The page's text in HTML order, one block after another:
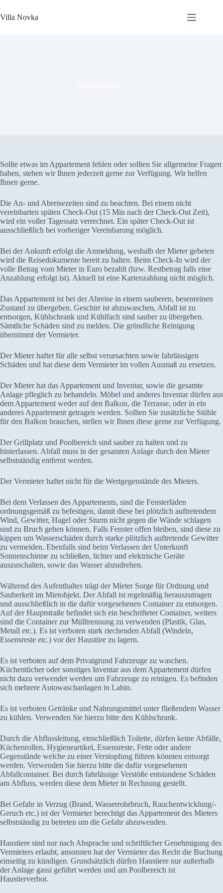
Inhalt
springen
Villa Novka
Sollte etwas im Appartement fehlen oder sollten Sie allgemeine Fragen
haben, stehen wir Ihnen jederzeit gerne zur Verfügung. Wir helfen
Ihnen gerne.
Die An- und Abreisezeiten sind zu beachten. Bei einem nicht
vereinbarten späten Check-Out (15 Min nach der Check-Out Zeit),
wird ein voller Tagessatz verrechnet. Ein später Check-Out ist
ausschließlich bei vorheriger Vereinbarung möglich.
Bei der Ankunft erfolgt die Anmeldung, weshalb der Mieter gebeten
wird die Reisedokumente bereit zu halten. Beim Check-In wird der
volle Betrag vom Mieter in Euro bezahlt (bzw. Restbetrag falls eine
Anzahlung erfolgt ist). Aktuell ist eine Kartenzahlung nicht möglich.
Das Appartement ist bei der Abreise in einem sauberen, besenreinen
Zustand zu übergeben. Geschirr ist abzuwaschen, Abfall ist zu
entsorgen, Kühlschrank und Kühlfach sind sauber zu übergeben.
Sämtliche Schäden sind zu melden. Die gründliche Reinigung
übernimmt der Vermieter.
Der Mieter haftet für alle selbst verursachten sowie fahrlässigen
Schäden und hat diese dem Vermieter im vollen Ausmaß zu ersetzen.
Der Mieter hat das Appartement und Inventar, sowie die gesamte
Anlage pfleglich zu behandeln. Möbel und anderes Inventar dürfen aus
dem Appartement weder auf den Balkon, die Terrasse, oder in ein
anderes Appartement getragen werden. Sollten Sie zusätzliche Stühle
für den Balkon brauchen, stellen wir Ihnen diese gerne zur Verfügung.
Der Grillplatz und Poolbereich sind sauber zu halten und zu
hinterlassen. Abfall muss in der gesamten Anlage durch den Mieter
selbstständig entfernt werden.
Der Vermieter haftet nicht für die Wertgegenstände des Mieters.
Bei dem Verlassen des Appartements, sind die Fensterläden
ordnungsgemäß zu befestigen, damit diese bei plötzlich auftretendem
Wind, Gewitter, Hagel oder Sturm nicht gegen die Wände schlagen
und zu Bruch gehen können. Falls Fenster offen bleiben, sind diese zu
kippen um Wasserschäden durch starke plötzlich auftretende Gewitter
zu vermeiden. Ebenfalls sind beim Verlassen der Unterkunft
Sonnenschirme zu schließen, lichter und elektrische Geräte
auszuschalten, sowie das Wasser abzudrehen.
Während des Aufenthaltes trägt der Mieter Sorge für Ordnung und
Sauberkeit im Mietobjekt. Der Abfall ist regelmäßig herauszutragen
und ausschließlich in die dafür vorgesehenen Container zu entsorgen.
Auf der Hauptstraße befindet sich ein beschrifteter Container, weiters
sind die Container zur Mülltrennung zu verwenden (Plastik, Glas,
Metall etc.). Es ist verboten stark riechenden Abfall (Windeln,
Essensreste etc.) vor der Haustüre zu lagern.
Es ist verboten auf dem Privatgrund Fahrzeuge zu waschen.
Küchentücher oder sonstiges Inventar aus dem Appartement dürfen
nicht dazu verwendet werden um Fahrzeuge zu reinigen. Es befinden
sich mehrere Autowaschanlagen in Labin.
Es ist verboten Getränke und Nahrungsmittel unter fließendem Wasser
zu kühlen. Verwenden Sie hierzu bitte den Kühlschrank.
Durch die Abflussleitung, einschließlich Toilette, dürfen keine Abfälle,
Küchenrollen, Hygieneartikel, Essensreste, Fette oder andere
Gegenstände welche zu einer Verstopfung führen könnten entsorgt
werden. Verwenden Sie hierzu bitte die dafür vorgesehenen
Abfallcontainer. Bei durch fahrlässige Verstöße entstandene Schäden
am Abfluss, werden diese dem Mieter in Rechnung gestellt.
Bei Gefahr in Verzug (Brand, Wasserrohrbruch, Rauchentwicklung/-
Geruch etc.) ist der Vermieter berechtigt das Appartement des Mieters
selbstständig zu betreten um die Gefahr abzuwenden.
Haustiere sind nur nach Absprache und schriftlicher Genehmigung des
Vermieters erlaubt, ansonsten hat der Vermieter das Recht die Buchung
einseitig zu kündigen. Grundsätzlich dürfen Haustiere nur außerhalb
der Anlage gassi geführt werden und am Poolbereich ist
Haustierverbot.